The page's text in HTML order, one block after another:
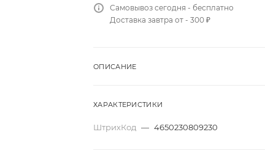
Самовывоз сегодня - бесплатно
Доставка завтра от - 300 ₽
ОПИСАНИЕ
ХАРАКТЕРИСТИКИ
ШтрихКод — 4650230809230